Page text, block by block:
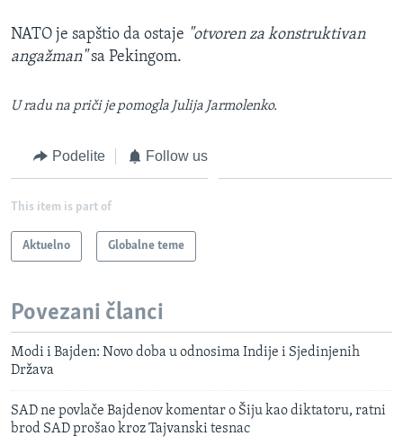
NATO je sapštio da ostaje "otvoren za konstruktivan
angažman"sa Pekingom.
U radu na priči je pomogla Julija Jarmolenko.
Podelite Follow us
This item is part of
Aktuelno Globalne teme
Povezani članci
Modi i Bajden: Novo doba u odnosima Indije i Sjedinjenih
Država
SAD ne povlače Bajdenov komentar o Šiju kao diktatoru, ratni
brod SAD prošao kroz Tajvanski tesnac